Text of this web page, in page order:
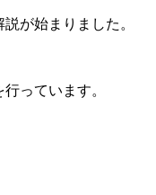
が始まりました。
っています。